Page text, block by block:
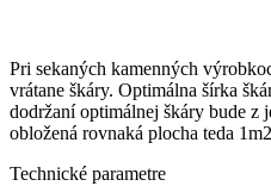
Pri sekaných kamenných
vrátane škáry. Optimálna šírka
dodržaní optimálnej škáry bude z
obložená rovnaká plocha teda
Technické parametre